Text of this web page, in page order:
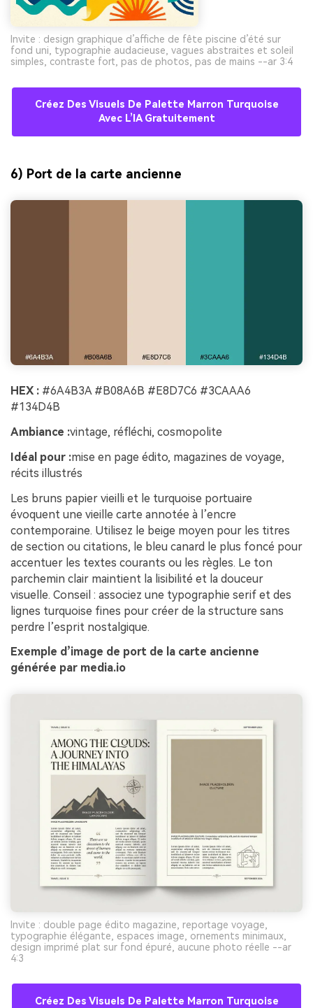
Invite : design graphique d’affiche de fête piscine d’été sur
fond uni, typographie audacieuse, vagues abstraites et soleil
simples, contraste fort, pas de photos, pas de mains --ar 3:4
Créez Des Visuels De Palette Marron Turquoise
Avec L’IA Gratuitement
6) Port de la carte ancienne
HEX : #6A4B3A #B08A6B #E8D7C6 #3CAAA6
#134D4B
Ambiance :vintage, réfléchi, cosmopolite
Idéal pour :mise en page édito, magazines de voyage,
récits illustrés
Les bruns papier vieilli et le turquoise portuaire
évoquent une vieille carte annotée à l’encre
contemporaine. Utilisez le beige moyen pour les titres
de section ou citations, le bleu canard le plus foncé pour
accentuer les textes courants ou les règles. Le ton
parchemin clair maintient la lisibilité et la douceur
visuelle. Conseil : associez une typographie serif et des
lignes turquoise fines pour créer de la structure sans
perdre l’esprit nostalgique.
Exemple d’image de port de la carte ancienne
générée par media.io
Invite : double page édito magazine, reportage voyage,
typographie élégante, espaces image, ornements minimaux,
design imprimé plat sur fond épuré, aucune photo réelle --ar
4:3
Créez Des Visuels De Palette Marron Turquoise